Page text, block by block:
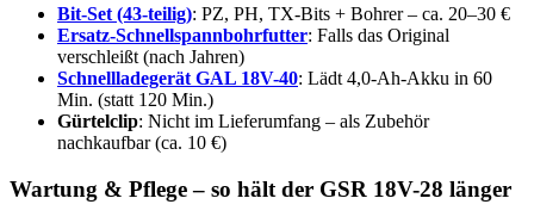
Bit-Set (43-teilig): PZ, PH, TX-Bits + Bohrer – ca. 20–30 €
Ersatz-Schnellspannbohrfutter: Falls das Original
verschleißt (nach Jahren)
Schnellladegerät GAL 18V-40: Lädt 4,0-Ah-Akku in 60
Min. (statt 120 Min.)
Gürtelclip: Nicht im Lieferumfang – als Zubehör
nachkaufbar (ca. 10 €)
Wartung & Pflege – so hält der GSR 18V-28 länger